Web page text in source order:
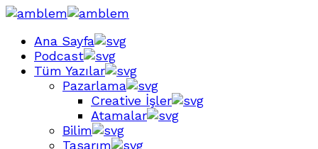
Ana Sayfa
Podcast
Tüm Yazılar
Pazarlama
Creative İşler
Atamalar
Bilim
Tasarım